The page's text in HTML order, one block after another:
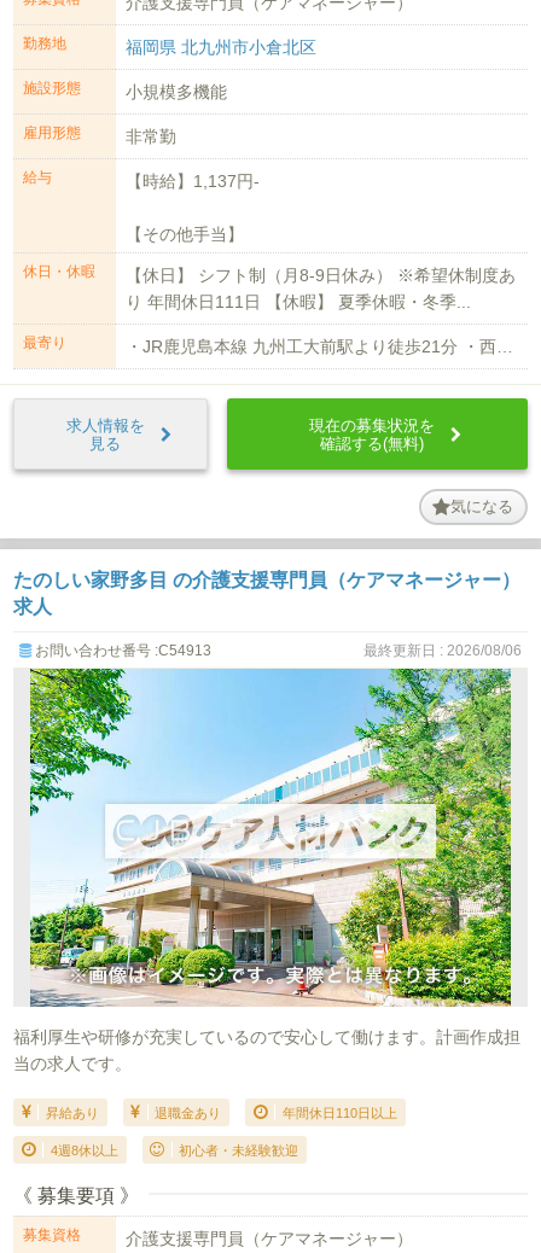
勤務地 福岡県 北九州市小倉北区
施設形態 小規模多機能
雇用形態 非常勤
給与 【時給】1,137円-
【その他手当】
送迎手...
休日・休暇
【休日】 シフト制（月8-9日休み） ※希望休制度あ
り 年間休日111日 【休暇】 夏季休暇・冬季...
最寄り ・JR鹿児島本線 九州工大前駅より徒歩21分 ・西鉄バス 中井より徒歩11分...
求人情報を
見る
現在の募集状況を
確認する(無料)
気になる
たのしい家野多目 の介護支援専門員（ケアマネージャー）
求人
お問い合わせ番号 :C54913 最終更新日 : 2026/08/06
福利厚生や研修が充実しているので安心して働けます。計画作成担
当の求人です。
昇給あり 退職金あり 年間休日110日以上
4週8休以上 初心者・未経験歓迎
《 募集要項 》
募集資格 介護支援専門員（ケアマネージャー）